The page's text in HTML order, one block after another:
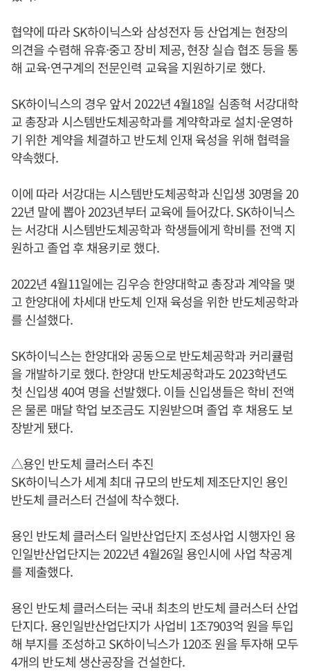
협약에 따라 SK하이닉스와 삼성전자 등 산업계는 현장의
의견을 수렴해 유휴·중고 장비 제공, 현장 실습 협조 등을 통
해 교육·연구계의 전문인력 교육을 지원하기로 했다.
SK하이닉스의 경우 앞서 2022년 4월18일 심종혁 서강대학
교 총장과 시스템반도체공학과를 계약학과로 설치·운영하
기 위한 계약을 체결하고 반도체 인재 육성을 위해 협력을
약속했다.
이에 따라 서강대는 시스템반도체공학과 신입생 30명을 20
22년 말에 뽑아 2023년부터 교육에 들어갔다. SK하이닉스
는 서강대 시스템반도체공학과 학생들에게 학비를 전액 지
원하고 졸업 후 채용키로 했다.
2022년 4월11일에는 김우승 한양대학교 총장과 계약을 맺
고 한양대에 차세대 반도체 인재 육성을 위한 반도체공학과
를 신설했다.
SK하이닉스는 한양대와 공동으로 반도체공학과 커리큘럼
을 개발하기로 했다. 한양대 반도체공학과도 2023학년도
첫 신입생 40여 명을 선발했다. 이들 신입생들은 학비 전액
은 물론 매달 학업 보조금도 지원받으며 졸업 후 채용도 보
장받게 됐다.
△용인 반도체 클러스터 추진
SK하이닉스가 세계 최대 규모의 반도체 제조단지인 용인
반도체 클러스터 건설에 착수했다.
용인 반도체 클러스터 일반산업단지 조성사업 시행자인 용
인일반산업단지는 2022년 4월26일 용인시에 사업 착공계
를 제출했다.
용인 반도체 클러스터는 국내 최초의 반도체 클러스터 산업
단지다. 용인일반산업단지가 사업비 1조7903억 원을 투입
해 부지를 조성하고 SK하이닉스가 120조 원을 투자해 모두
4개의 반도체 생산공장을 건설한다.